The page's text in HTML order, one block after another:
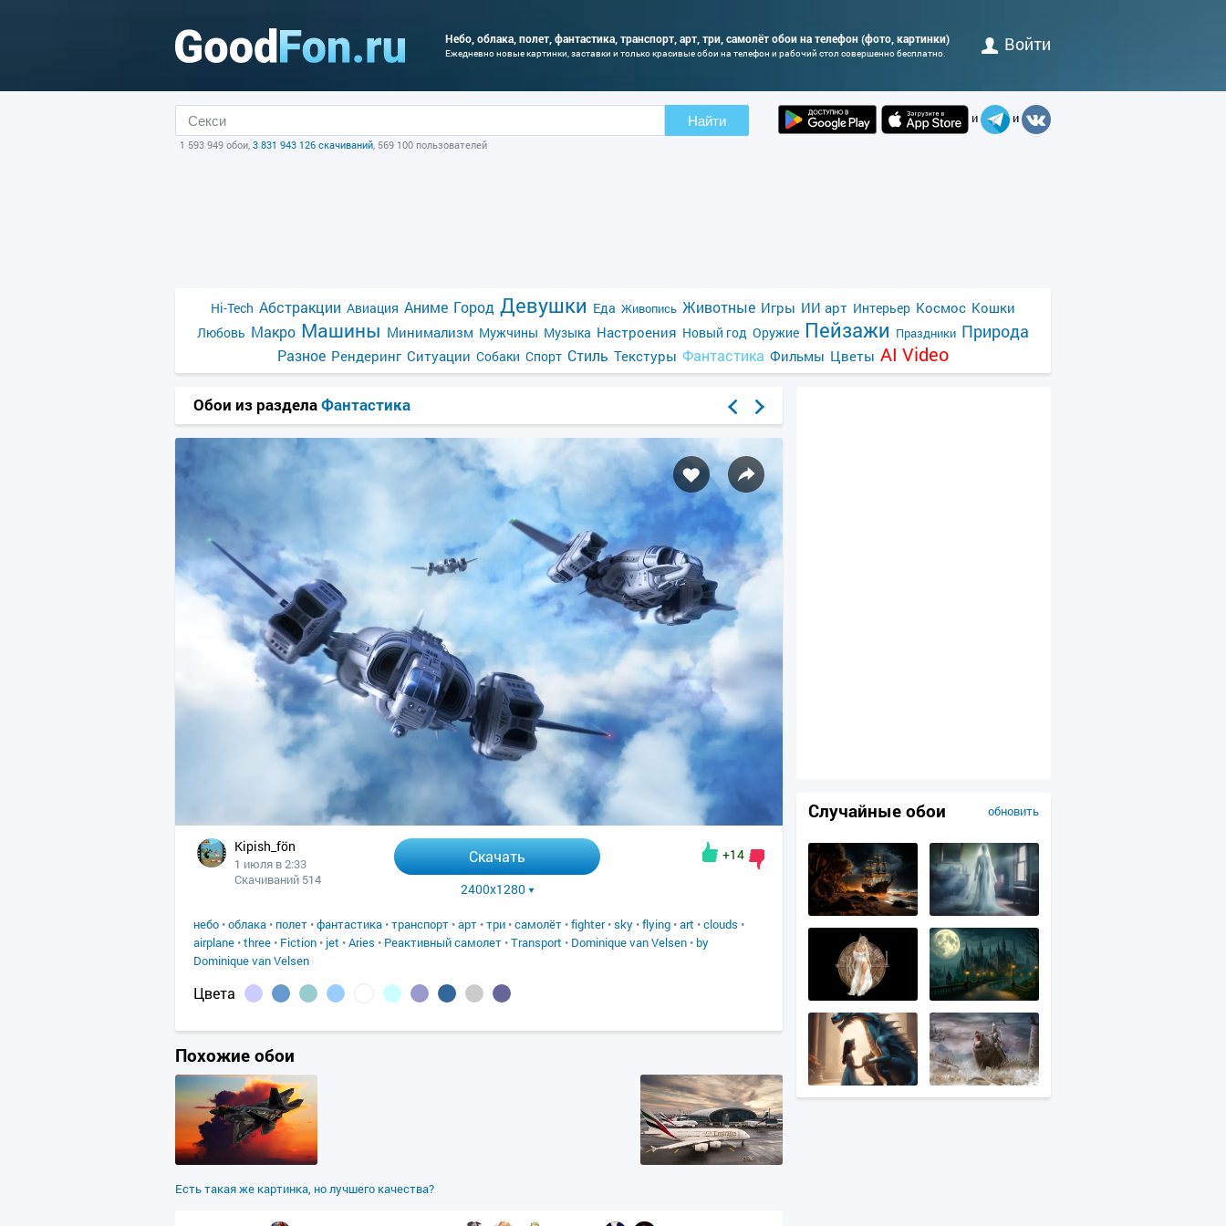
Небо, облака, полет, фантастика, транспорт, арт, три, самолёт обои на телефон (фото, картинки)
Ежедневно новые картинки, заставки и только красивые обои на телефон и рабочий стол совершенно бесплатно. Войти
Найти
1 593 949 обои, 3 831 943 126 скачиваний, 569 100 пользователей
и и
Hi-Tech Абстракции Авиация Аниме Город Девушки Еда Живопись Животные Игры ИИ арт Интерьер Космос Кошки
Любовь Макро Машины Минимализм Мужчины Музыка Настроения Новый год Оружие Пейзажи Праздники Природа
Разное Рендеринг Ситуации Собаки Спорт Стиль Текстуры Фантастика Фильмы Цветы AI Video
Обои из разделаФантастика
Kipish_fön
1 июля в 2:33
Скачиваний 514
Скачать
2400x1280
+14
небо •облака • полет •фантастика •транспорт •арт •три •самолёт •fighter•sky •flying •art •clouds •
airplane •three • Fiction • jet •Aries • Реактивный самолет •Transport • Dominique van Velsen • by
Dominique van Velsen
Цвета
Похожие обои
Есть такая же картинка, но лучшего качества?
обновить
Случайные обои